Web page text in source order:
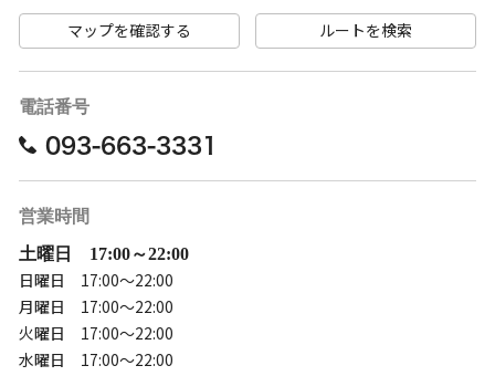
マップを確認する ルートを検索
電話番号
093-663-3331
営業時間
土曜日 17:00～22:00
日曜日 17:00～22:00
月曜日 17:00～22:00
火曜日 17:00～22:00
水曜日 17:00～22:00